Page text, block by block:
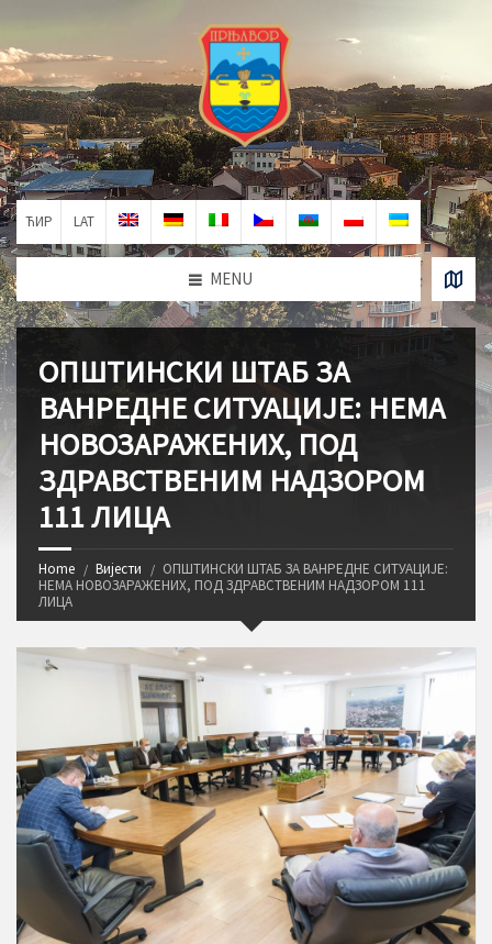
ЋИР LAT
MENU
ОПШТИНСКИ ШТАБ ЗА
ВАНРЕДНЕ СИТУАЦИЈЕ: НЕМА
НОВОЗАРАЖЕНИХ, ПОД
ЗДРАВСТВЕНИМ НАДЗОРОМ
111 ЛИЦА
Home Вијести
ОПШТИНСКИ ШТАБ ЗА ВАНРЕДНЕ СИТУАЦИЈЕ:
НЕМА НОВОЗАРАЖЕНИХ, ПОД ЗДРАВСТВЕНИМ НАДЗОРОМ 111
ЛИЦА